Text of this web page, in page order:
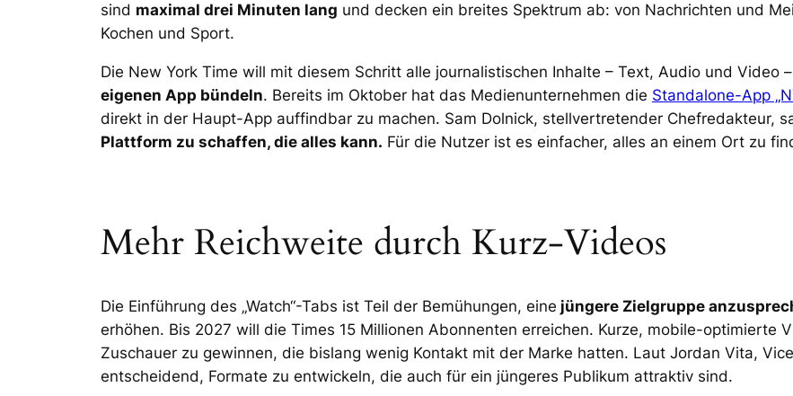
sind maximal drei Minuten lang und decken ein breites Spektrum ab: von Nachrichten und
Kochen und Sport.
Die New York Time will mit diesem Schritt alle journalistischen Inhalte – Text, Audio und Video
eigenen App bündeln. Bereits im Oktober hat das Medienunternehmen die Standalone-App
direkt in der Haupt-App auffindbar zu machen. Sam Dolnick, stellvertretender Chefredakteur,
Plattform zu schaffen, die alles kann. Für die Nutzer ist es einfacher, alles an einem Ort zu
Mehr Reichweite durch Kurz-Videos
Die Einführung des „Watch“-Tabs ist Teil der Bemühungen, eine jüngere Zielgruppe
erhöhen. Bis 2027 will die Times 15 Millionen Abonnenten erreichen. Kurze, mobile-optimierte
Zuschauer zu gewinnen, die bislang wenig Kontakt mit der Marke hatten. Laut Jordan Vita,
entscheidend, Formate zu entwickeln, die auch für ein jüngeres Publikum attraktiv sind.